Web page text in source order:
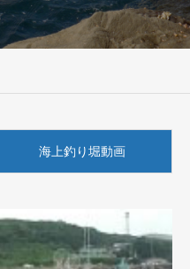
海上釣り堀動画